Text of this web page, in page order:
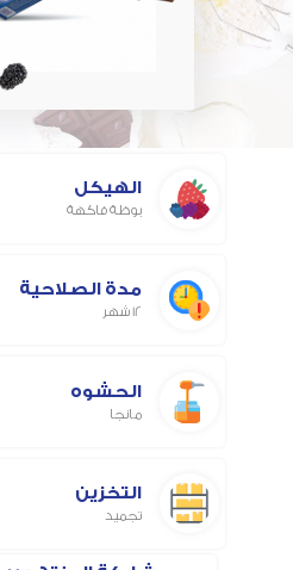
الهيكل
بوظة فاكهة
مدة الصلاحية
12 شهر
الحشوه
مانجا
التخزين
تجميد